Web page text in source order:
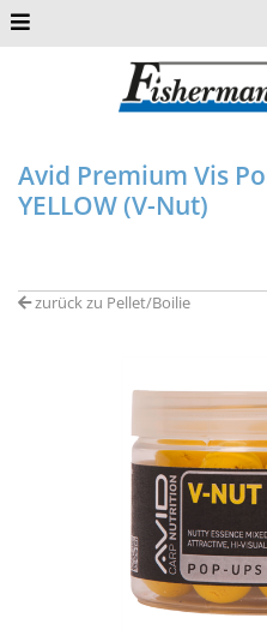
Avid Premium Vis
YELLOW (V-Nut)
zurück zu Pellet/Boilie